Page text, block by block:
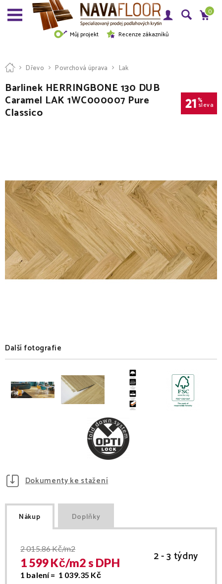
Můj projekt Recenze zákazníků
0
Dřevo Povrchová úprava Lak
Barlinek HERRINGBONE 130 DUB
Caramel LAK 1WC000007 Pure
Classico
21 %
sleva
Další fotografie
Dokumenty ke stažení
Nákup Doplňky
2 015.86Kč/m2
1 599Kč/m2s DPH
1 balení = 1 039.35 Kč
2 - 3 týdny